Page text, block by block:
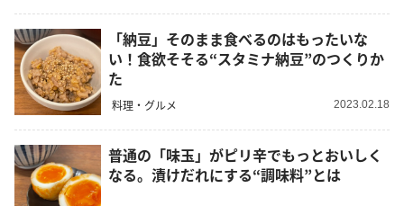
「納豆」そのまま食べるのはもったいな
い！食欲そそる“スタミナ納豆”のつくりか
た
料理・グルメ 2023.02.18
普通の「味玉」がピリ辛でもっとおいしく
なる。漬けだれにする“調味料”とは